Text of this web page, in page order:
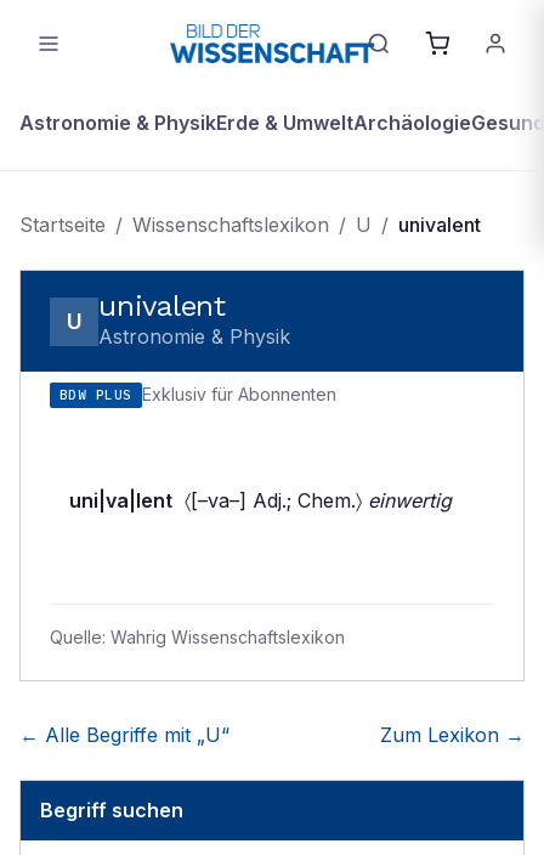
Astronomie & PhysikErde & UmweltArchäologie
Startseite / Wissenschaftslexikon / U / univalent
U univalent
Astronomie & Physik
BDW PLUS Exklusiv für Abonnenten
uni|va|lent 〈[–va–] Adj.; Chem.〉 einwertig
Quelle: Wahrig Wissenschaftslexikon
← Alle Begriffe mit „U“ Zum Lexikon →
Begriff suchen